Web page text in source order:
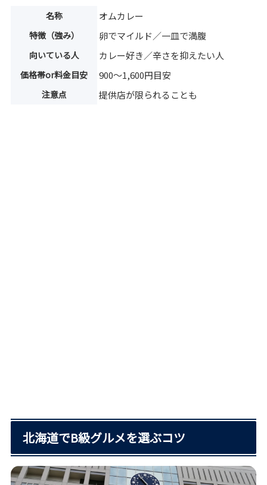
名称 オムカレー
特徴（強み） 卵でマイルド／一皿で満腹
向いている人 カレー好き／辛さを抑えたい人
価格帯or料金目安 900〜1,600円目安
注意点 提供店が限られることも
北海道でB級グルメを選ぶコツ